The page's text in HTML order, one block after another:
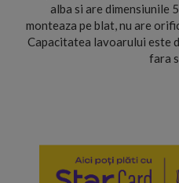
alba si are dimensiunile
monteaza pe blat, nu are
Capacitatea lavoarului este
fara